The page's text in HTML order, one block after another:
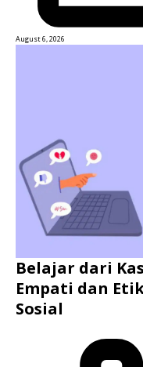
August 6, 2026
Belajar dari
Empati dan
Sosial